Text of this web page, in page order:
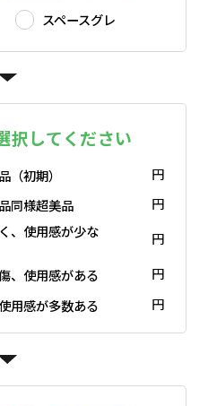
スペースグレ
択してください
（初期）
円
同様超美品
円
、使用感が少な
円
、使用感がある
円
用感が多数ある
円